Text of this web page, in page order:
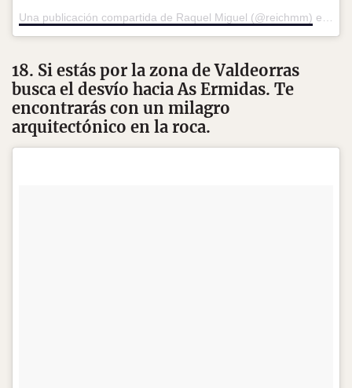
Una publicación compartida de Raquel Miguel (@reichmm) el 2 de
18. Si estás por la zona de Valdeorras
busca el desvío hacia As Ermidas. Te
encontrarás con un milagro
arquitectónico en la roca.